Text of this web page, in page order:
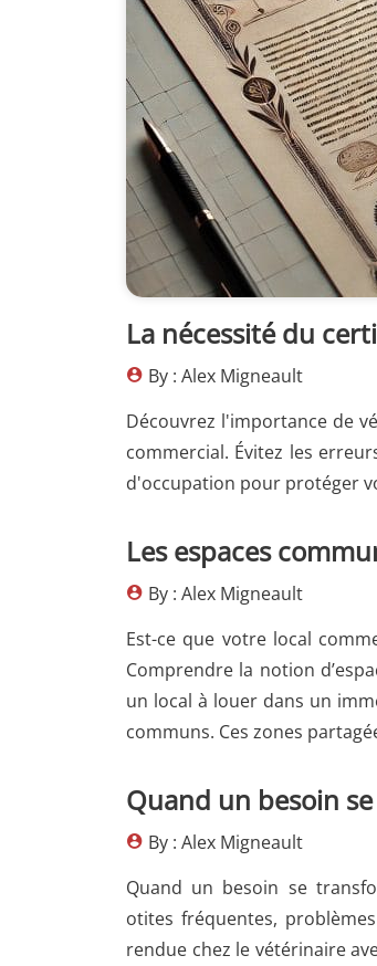
La nécessité du
By : Alex Migneault
Découvrez l'importance de
commercial. Évitez les
d'occupation pour protéger
Les espaces
By : Alex Migneault
Est-ce que votre local
Comprendre la notion
un local à louer dans un
communs. Ces zones
Quand un besoin
By : Alex Migneault
Quand un besoin se
otites fréquentes,
rendue chez le vétérinaire